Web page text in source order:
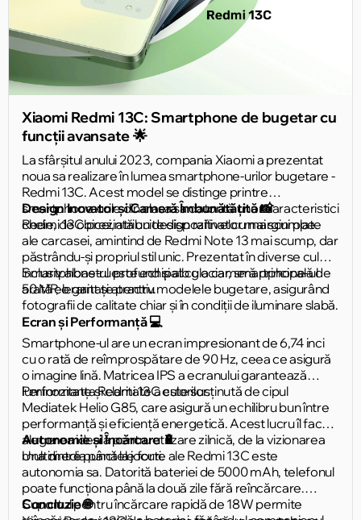
Xiaomi Redmi 13C: Smartphone de bugetar cu
funcții avansate 🌟
La sfârșitul anului 2023, compania Xiaomi a prezentat
noua sa realizare în lumea smartphone-urilor bugetare -
Redmi 13C. Acest model se distinge printre
smartphone-urile din clasa sa datorită unor caracteristici
cheie, de obicei, atribuite dispozitivelor mai scumpe.
Design Inovator și Cameră Îmbunătățită 📸
Redmi 13C prezintă un design rafinat cu margini plate
ale carcasei, amintind de Redmi Note 13 mai scump, dar
păstrându-și propriul stil unic. Prezentat în diverse culori,
inclusiv albastru profund și alb glaciar, smartphone-ul
arată elegant și atractiv.
Smartphone-ul este echipat cu o cameră principală de
50 MP, o raritate pentru modelele bugetare, asigurând
fotografii de calitate chiar și în condiții de iluminare slabă.
Ecran și Performanță 💻
Smartphone-ul are un ecran impresionant de 6,74 inci
cu o rată de reîmprospătare de 90 Hz, ceea ce asigură
o imagine lină. Matricea IPS a ecranului garantează
luminozitate și claritate a culorilor.
Performanța Redmi 13C este susținută de cipul
Mediatek Helio G85, care asigură un echilibru bun între
performanță și eficiență energetică. Acest lucru îl face
alegerea ideală pentru utilizare zilnică, de la vizionarea
multimedia până la jocuri.
Autonomie și Încărcare 🔋
Una dintre punctele forte ale Redmi 13C este
autonomia sa. Datorită bateriei de 5000 mAh, telefonul
poate funcționa până la două zile fără reîncărcare.
Suportul pentru încărcare rapidă de 18W permite
Concluzie 🌐